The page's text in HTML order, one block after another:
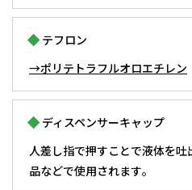
テフロン
→ポリテトラフルオロエチレン
ディスペンサーキャップ
人差し指で押すことで液体を
品などで使用されます｡